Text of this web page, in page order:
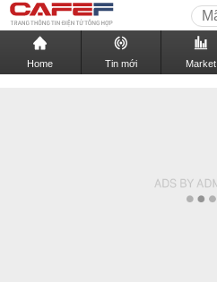
Home Tin mới Market